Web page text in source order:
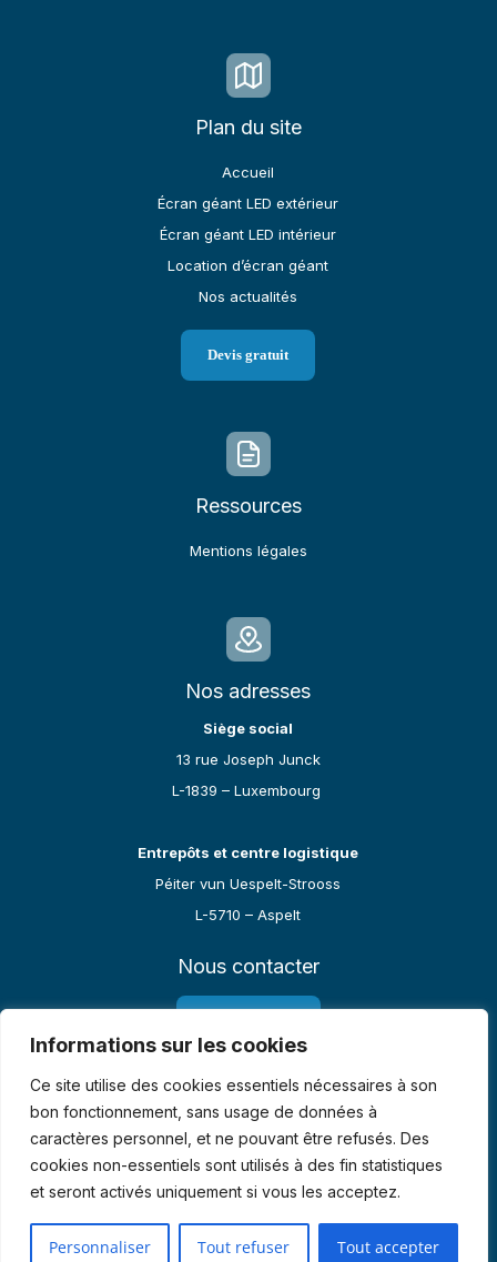
Informations sur les cookies
Ce site utilise des cookies essentiels nécessaires à son
bon fonctionnement, sans usage de données à
caractères personnel, et ne pouvant être refusés. Des
cookies non-essentiels sont utilisés à des fin statistiques
et seront activés uniquement si vous les acceptez.
Personnaliser Tout refuser Tout accepter
Plan du site
Accueil
Écran géant LED extérieur
Écran géant LED intérieur
Location d’écran géant
Nos actualités
Devis gratuit
Ressources
Mentions légales
Nos adresses
Siège social
13 rue Joseph Junck
L-1839 – Luxembourg
Entrepôts et centre logistique
Péiter vun Uespelt-Strooss
L-5710 – Aspelt
Nous contacter
Email :
contact@led-visual-innovation.lu